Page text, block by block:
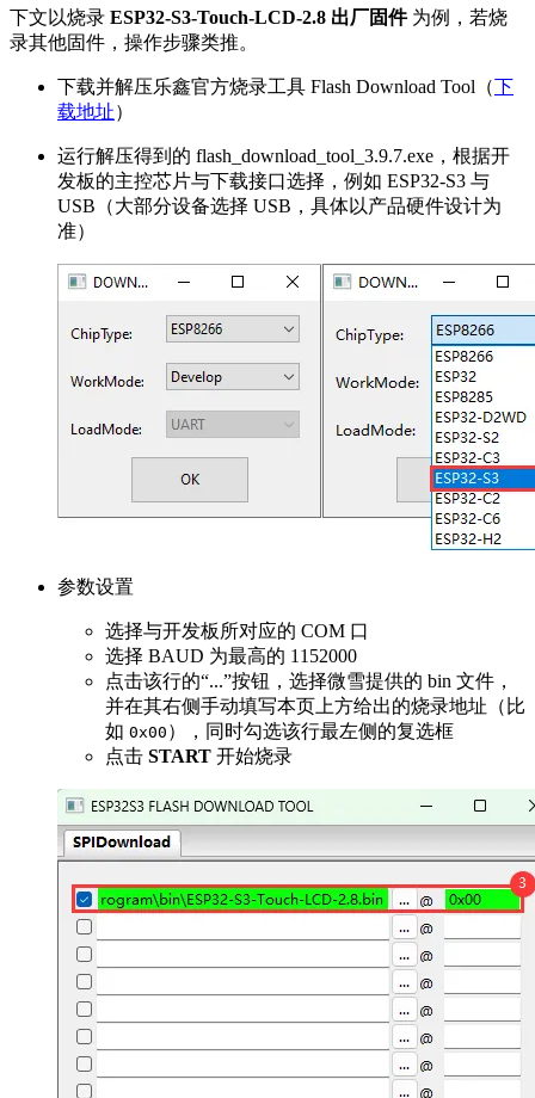
下文以烧录 ESP32-S3-Touch-LCD-2.8 出厂固件为例，若烧
录其他固件，操作步骤类推。
下载并解压乐鑫官方烧录工具 Flash Download Tool（下
载地址）
运行解压得到的 flash_download_tool_3.9.7.exe，根据开
发板的主控芯片与下载接口选择，例如 ESP32-S3 与
USB（大部分设备选择 USB，具体以产品硬件设计为
准）
参数设置
选择与开发板所对应的 COM 口
选择 BAUD 为最高的 1152000
点击该行的“...”按钮，选择微雪提供的 bin 文件，
并在其右侧手动填写本页上方给出的烧录地址（比
如 0x00 ），同时勾选该行最左侧的复选框
点击 START 开始烧录